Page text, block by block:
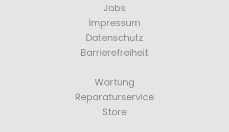
Jobs
Impressum
Datenschutz
Barrierefreiheit
Wartung
Reparaturservice
Store